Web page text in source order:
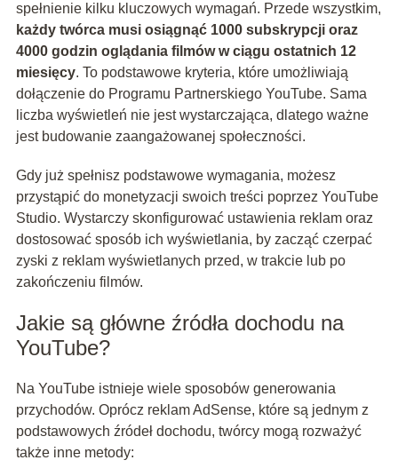
spełnienie kilku kluczowych wymagań. Przede wszystkim,
każdy twórca musi osiągnąć 1000 subskrypcji oraz
4000 godzin oglądania filmów w ciągu ostatnich 12
miesięcy. To podstawowe kryteria, które umożliwiają
dołączenie do Programu Partnerskiego YouTube. Sama
liczba wyświetleń nie jest wystarczająca, dlatego ważne
jest budowanie zaangażowanej społeczności.
Gdy już spełnisz podstawowe wymagania, możesz
przystąpić do monetyzacji swoich treści poprzez YouTube
Studio. Wystarczy skonfigurować ustawienia reklam oraz
dostosować sposób ich wyświetlania, by zacząć czerpać
zyski z reklam wyświetlanych przed, w trakcie lub po
zakończeniu filmów.
Jakie są główne źródła dochodu na
YouTube?
Na YouTube istnieje wiele sposobów generowania
przychodów. Oprócz reklam AdSense, które są jednym z
podstawowych źródeł dochodu, twórcy mogą rozważyć
także inne metody: